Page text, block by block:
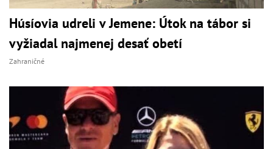
Húsíovia udreli v Jemene: Útok na tábor si
vyžiadal najmenej desať obetí
Zahraničné